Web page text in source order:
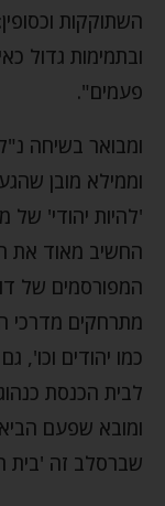
השתוקקות
ובתמימות גדול
פעמים".
ומבואר בשיחה
וממילא מובן
'להיות יהודי' של
החשיב מאוד את
המפורסמים של
מתרחקים מדרכי
כמו יהודים וכו',
לבית הכנסת
ומובא שפעם
שברסלב זה 'בית